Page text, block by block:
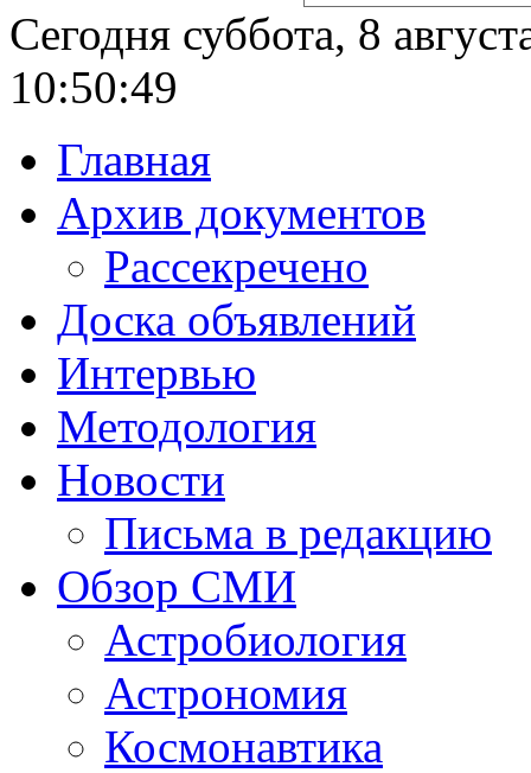
Сегодня суббота, 8
10:50:49
Главная
Архив документов
Рассекречено
Доска объявлений
Интервью
Методология
Новости
Письма в редакцию
Обзор СМИ
Астробиология
Астрономия
Космонавтика